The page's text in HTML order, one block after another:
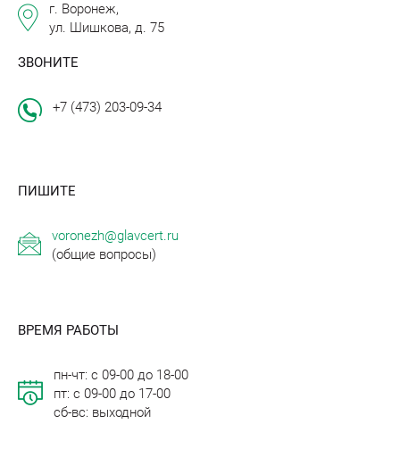
г. Воронеж,
ул. Шишкова, д. 75
ЗВОНИТЕ
+7 (473) 203-09-34
ПИШИТЕ
voronezh@glavcert.ru
(общие вопросы)
ВРЕМЯ РАБОТЫ
пн-чт: с 09-00 до 18-00
пт: с 09-00 до 17-00
сб-вс: выходной